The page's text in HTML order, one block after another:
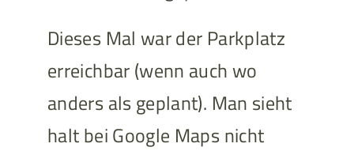
Dieses Mal war der Parkplatz
erreichbar (wenn auch wo
anders als geplant). Man sieht
halt bei Google Maps nicht